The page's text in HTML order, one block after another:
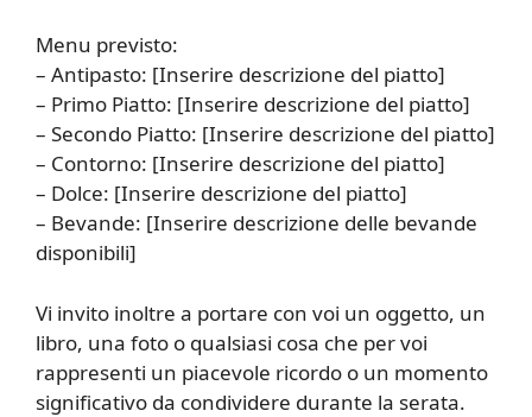
Menu previsto:
– Antipasto: [Inserire descrizione del piatto]
– Primo Piatto: [Inserire descrizione del piatto]
– Secondo Piatto: [Inserire descrizione del piatto]
– Contorno: [Inserire descrizione del piatto]
– Dolce: [Inserire descrizione del piatto]
– Bevande: [Inserire descrizione delle bevande
disponibili]
Vi invito inoltre a portare con voi un oggetto, un
libro, una foto o qualsiasi cosa che per voi
rappresenti un piacevole ricordo o un momento
significativo da condividere durante la serata.